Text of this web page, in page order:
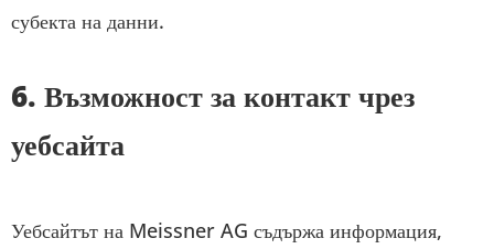
субекта на данни.
6. Възможност за контакт чрез
уебсайта
Уебсайтът на Meissner AG съдържа информация,